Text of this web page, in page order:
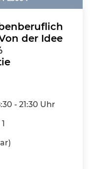
der Idee
- 21:30 Uhr